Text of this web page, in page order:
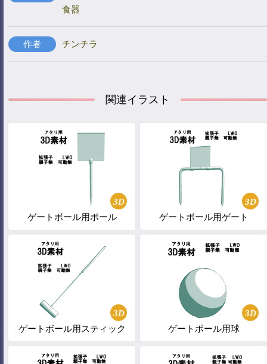
食器
作者 チンチラ
関連イラスト
3D
ゲートボール用ポール
3D
ゲートボール用ゲート
3D
ゲートボール用スティック
3D
ゲートボール用球